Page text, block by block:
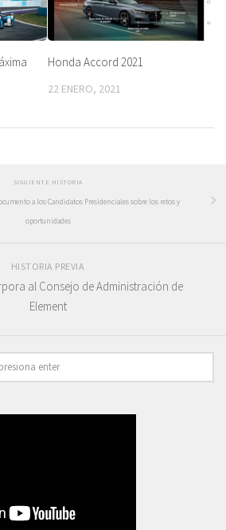
Honda Accord 2021
22 ENERO, 2021
SIGUIENTE HISTORIA
a los Candidatos Presidenciales sobre los retos y
oportunidades
HISTORIA PREVIA
al Consejo de Administración de
Element